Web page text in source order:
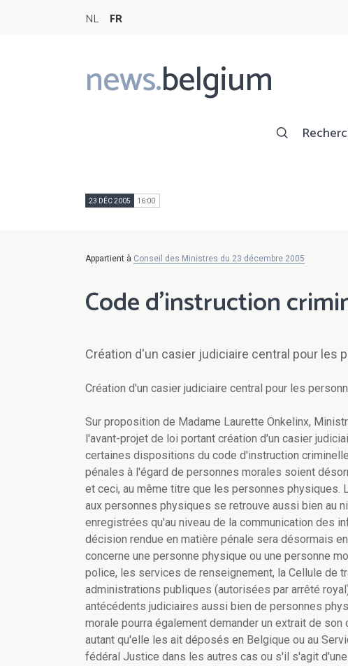
NL FR
news.belgium
Main
navigation
23 DÉC 2005 16:00
Appartient à Conseil des Ministres du 23 décembre 2005
Code d'instruction
Création d'un casier judiciaire central pour les
Création d'un casier judiciaire central pour les
Sur proposition de Madame Laurette Onkelinx,
l'avant-projet de loi portant création d'un casier
certaines dispositions du code d'instruction
pénales à l'égard de personnes morales soient
et ceci, au même titre que les personnes
aux personnes physiques se retrouve aussi bien au
enregistrées qu'au niveau de la communication des
décision rendue en matière pénale sera désormais
concerne une personne physique ou une personne
police, les services de renseignement, la Cellule de
administrations publiques (autorisées par arrêté
antécédents judiciaires aussi bien de personnes
morale pourra également demander un extrait de
autant qu'elle les ait déposés en Belgique ou au
fédéral Justice dans les autres cas ou s'il s'agit